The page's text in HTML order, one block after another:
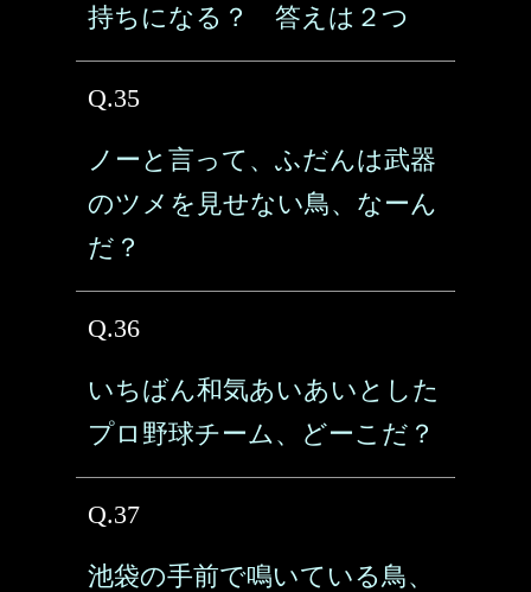
持ちになる？ 答えは２つ
Q.35
ノーと言って、ふだんは武器
のツメを見せない鳥、なーん
だ？
Q.36
いちばん和気あいあいとした
プロ野球チーム、どーこだ？
Q.37
池袋の手前で鳴いている鳥、